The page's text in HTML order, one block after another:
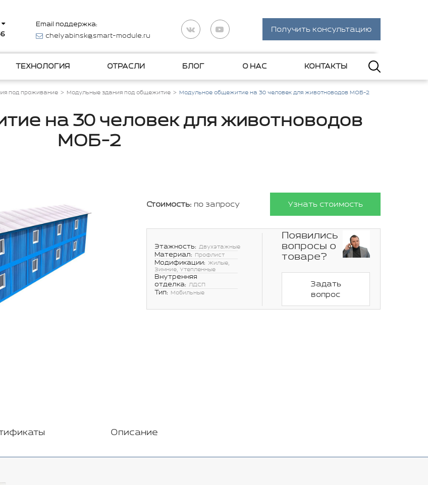
Email поддержка:
chelyabinsk@smart-module.ru
Получить консультацию
ТЕХНОЛОГИЯ ОТРАСЛИ БЛОГ О НАС КОНТАКТЫ
под проживание Модульные здания под общежитие Модульное общежитие на 30 человек для животноводов МОБ-2
на 30 человек для животноводов
МОБ-2
Стоимость: по запросу Узнать стоимость
Этажность: Двухэтажные
Материал: Профлист
Модификации: Жилые,
Зимние, Утепленные
Внутренняя
отделка: ЛДСП
Тип: Мобильные
Появились
вопросы о
товаре?
Задать
вопрос
Описание